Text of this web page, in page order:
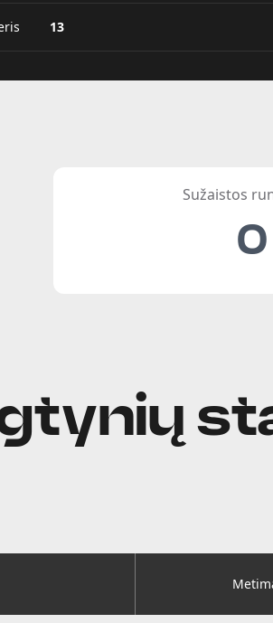
13
Sužaistos
0